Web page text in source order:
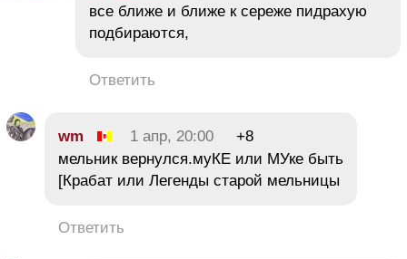
все ближе и ближе к сереже пидрахую
подбираются,
Ответить
wm 1 апр, 20:00
+8
мельник вернулся.муКЕ или МУке быть
[Крабат или Легенды старой мельницы
Ответить